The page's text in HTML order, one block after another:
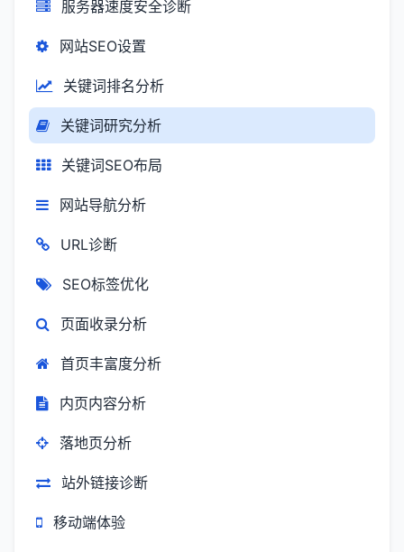
服务器速度安全诊断
网站SEO设置
关键词排名分析
关键词研究分析
关键词SEO布局
网站导航分析
URL诊断
SEO标签优化
页面收录分析
首页丰富度分析
内页内容分析
落地页分析
站外链接诊断
移动端体验